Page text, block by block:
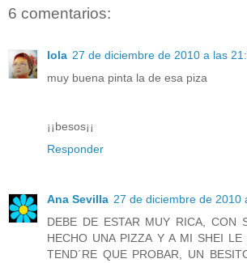
6 comentarios:
lola 27 de diciembre de 2010 a las
muy buena pinta la de esa piza
¡¡besos¡¡
Responder
Ana Sevilla 27 de diciembre de 2010
DEBE DE ESTAR MUY RICA, CON
HECHO UNA PIZZA Y A MI SHEI LE
TEND´RE QUE PROBAR, UN